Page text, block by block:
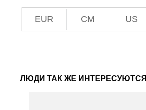
EUR СМ US
ЛЮДИ ТАК ЖЕ ИНТЕРЕСУЮТСЯ